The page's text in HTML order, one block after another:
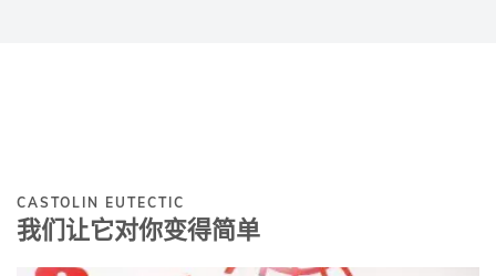
CASTOLIN EUTECTIC
我们让它对你变得简单